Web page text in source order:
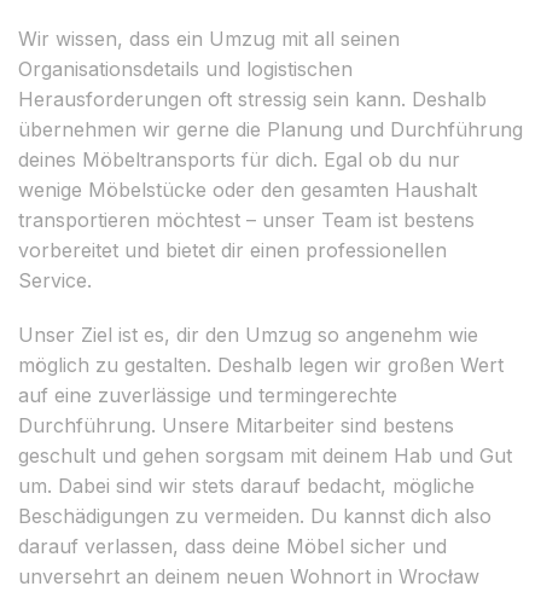
Wir wissen, dass ein Umzug mit all seinen
Organisationsdetails und logistischen
Herausforderungen oft stressig sein kann. Deshalb
übernehmen wir gerne die Planung und Durchführung
deines Möbeltransports für dich. Egal ob du nur
wenige Möbelstücke oder den gesamten Haushalt
transportieren möchtest – unser Team ist bestens
vorbereitet und bietet dir einen professionellen
Service.
Unser Ziel ist es, dir den Umzug so angenehm wie
möglich zu gestalten. Deshalb legen wir großen Wert
auf eine zuverlässige und termingerechte
Durchführung. Unsere Mitarbeiter sind bestens
geschult und gehen sorgsam mit deinem Hab und Gut
um. Dabei sind wir stets darauf bedacht, mögliche
Beschädigungen zu vermeiden. Du kannst dich also
darauf verlassen, dass deine Möbel sicher und
unversehrt an deinem neuen Wohnort in Wrocław